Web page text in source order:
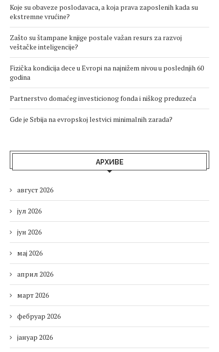
Koje su obaveze poslodavaca, a koja prava zaposlenih kada su
ekstremne vrućine?
Zašto su štampane knjige postale važan resurs za razvoj
veštačke inteligencije?
Fizička kondicija dece u Evropi na najnižem nivou u poslednjih 60
godina
Partnerstvo domaćeg investicionog fonda i niškog preduzeća
Gde je Srbija na evropskoj lestvici minimalnih zarada?
АРХИВЕ
август 2026
јул 2026
јун 2026
мај 2026
април 2026
март 2026
фебруар 2026
јануар 2026